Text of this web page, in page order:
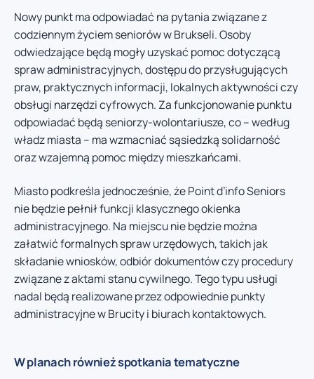
Nowy punkt ma odpowiadać na pytania związane z
codziennym życiem seniorów w Brukseli. Osoby
odwiedzające będą mogły uzyskać pomoc dotyczącą
spraw administracyjnych, dostępu do przysługujących
praw, praktycznych informacji, lokalnych aktywności czy
obsługi narzędzi cyfrowych. Za funkcjonowanie punktu
odpowiadać będą seniorzy-wolontariusze, co – według
władz miasta – ma wzmacniać sąsiedzką solidarność
oraz wzajemną pomoc między mieszkańcami.
Miasto podkreśla jednocześnie, że Point d’info Seniors
nie będzie pełnił funkcji klasycznego okienka
administracyjnego. Na miejscu nie będzie można
załatwić formalnych spraw urzędowych, takich jak
składanie wniosków, odbiór dokumentów czy procedury
związane z aktami stanu cywilnego. Tego typu usługi
nadal będą realizowane przez odpowiednie punkty
administracyjne w Brucity i biurach kontaktowych.
W planach również spotkania tematyczne